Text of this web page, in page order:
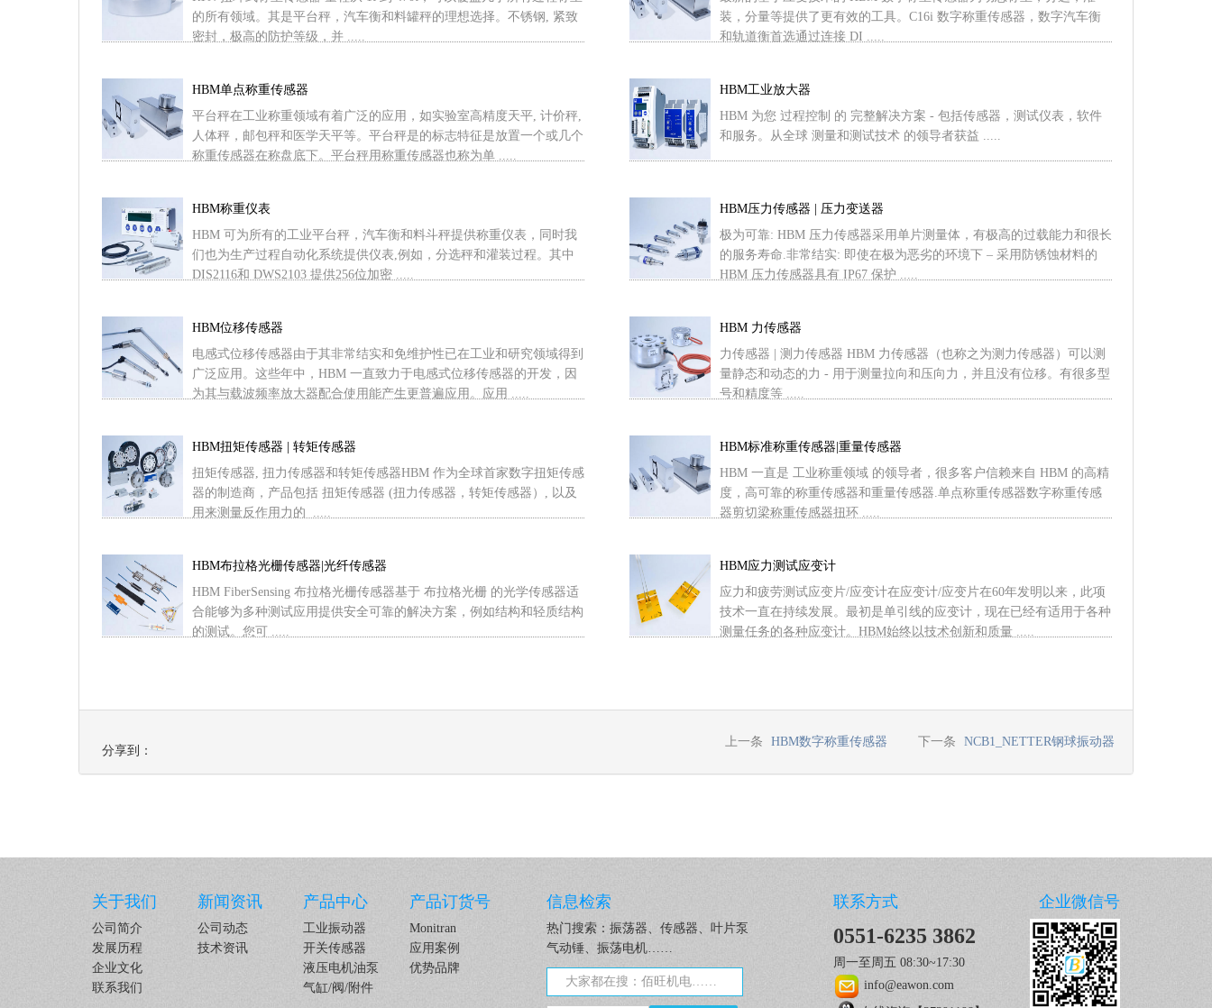
的所有领域。其是平台秤，汽车衡和料罐秤的理想选择。不锈钢, 紧致
密封，极高的防护等级，并 .....
装，分量等提供了更有效的工具。C16i 数字称重传感器，数字汽车衡
和轨道衡首选通过连接 DI .....
HBM单点称重传感器
平台秤在工业称重领域有着广泛的应用，如实验室高精度天平, 计价秤,
人体秤，邮包秤和医学天平等。平台秤是的标志特征是放置一个或几个
称重传感器在称盘底下。平台秤用称重传感器也称为单 .....
HBM工业放大器
HBM 为您 过程控制 的 完整解决方案 - 包括传感器，测试仪表，软件
和服务。从全球 测量和测试技术 的领导者获益 .....
HBM称重仪表
HBM 可为所有的工业平台秤，汽车衡和料斗秤提供称重仪表，同时我
们也为生产过程自动化系统提供仪表,例如，分选秤和灌装过程。其中
DIS2116和 DWS2103 提供256位加密 .....
HBM压力传感器 | 压力变送器
极为可靠: HBM 压力传感器采用单片测量体，有极高的过载能力和很长
的服务寿命.非常结实: 即使在极为恶劣的环境下 – 采用防锈蚀材料的
HBM 压力传感器具有 IP67 保护 .....
HBM位移传感器
电感式位移传感器由于其非常结实和免维护性已在工业和研究领域得到
广泛应用。这些年中，HBM 一直致力于电感式位移传感器的开发，因
为其与载波频率放大器配合使用能产生更普遍应用。应用 .....
HBM 力传感器
力传感器 | 测力传感器 HBM 力传感器（也称之为测力传感器）可以测
量静态和动态的力 - 用于测量拉向和压向力，并且没有位移。有很多型
号和精度等 .....
HBM扭矩传感器 | 转矩传感器
扭矩传感器, 扭力传感器和转矩传感器HBM 作为全球首家数字扭矩传感
器的制造商，产品包括 扭矩传感器 (扭力传感器，转矩传感器）, 以及
用来测量反作用力的 .....
HBM标准称重传感器|重量传感器
HBM 一直是 工业称重领域 的领导者，很多客户信赖来自 HBM 的高精
度，高可靠的称重传感器和重量传感器.单点称重传感器数字称重传感
器剪切梁称重传感器扭环 .....
HBM布拉格光栅传感器|光纤传感器
HBM FiberSensing 布拉格光栅传感器基于 布拉格光栅 的光学传感器适
合能够为多种测试应用提供安全可靠的解决方案，例如结构和轻质结构
的测试。您可 .....
HBM应力测试应变计
应力和疲劳测试应变片/应变计在应变计/应变片在60年发明以来，此项
技术一直在持续发展。最初是单引线的应变计，现在已经有适用于各种
测量任务的各种应变计。HBM始终以技术创新和质量 .....
分享到：
上一条 HBM数字称重传感器 下一条 NCB1_NETTER钢球振动器
关于我们
公司简介
发展历程
企业文化
联系我们
新闻资讯
公司动态
技术资讯
产品中心
工业振动器
开关传感器
液压电机油泵
气缸/阀/附件
产品订货号
Monitran
应用案例
优势品牌
信息检索
热门搜索：振荡器、传感器、叶片泵
气动锤、振荡电机……
联系方式
0551-6235 3862
周一至周五 08:30~17:30
info@eawon.com
企业微信号